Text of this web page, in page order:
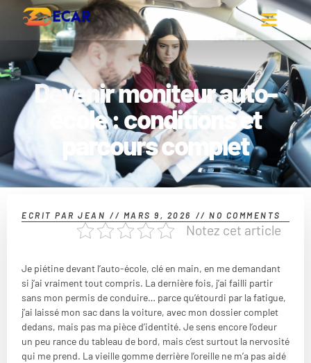
Devenir moniteur auto-
ecole : conditions et
parcours complet
ECRIT PAR JEAN // MARS 9, 2026 // NO COMMENTS
Notez cet article
Je piétine devant l’auto-école, clé en main, en me demandant
si j’ai vraiment tout compris. La dernière fois, j’ai failli partir
sans mon permis de conduire… parce qu’étourdi par la fatigue,
j’ai laissé mon sac dans la voiture, avec mon dossier complet
dedans, mais pas ma pièce d’identité. Je sens encore l’odeur
un peu rance du tableau de bord, mais c’est surtout la nervosité
qui me prend. La vieille gomme derrière l’oreille ne m’a pas aidé